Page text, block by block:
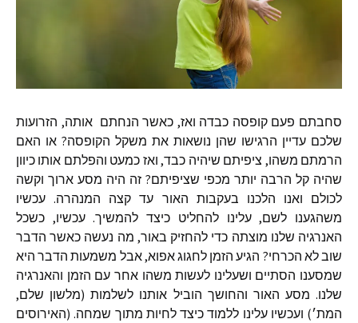
סחבתם פעם קופסה כבדה ואז, כאשר הנחתם אותה, הזרועות
שלכם עדיין הרגישו שהן נושאות את משקל הקופסה? או האם
הרמתם משהו, ציפיתם שיהיה כבד, ואז כמעט והפלתם אותו כיוון
שהיה קל הרבה יותר מכפי שציפיתם? זה היה מסע ארוך וקשה
לכולם ואנו הלכנו בעקבות האור עד קצה המנהרה. עכשיו
משהגענו לשם, עלינו להחליט כיצד להמשיך. עכשיו, כשכל
האנרגיה שלנו מוצתה כדי להחזיק באור, מה נעשה כאשר הדבר
שוב לא הכרחי? הגיע הזמן לחגוג אפוא, אבל משמעות הדבר היא
שמסענו הסתיים ושעלינו לעשות משהו אחר עם הזמן והאנרגיה
שלנו. מסע האור והחושך הוביל אותנו לשלמות (מלשון שלם,
המת׳) ועכשיו עלינו ללמוד כיצד לחיות מתוך שמחה. (האירוסים